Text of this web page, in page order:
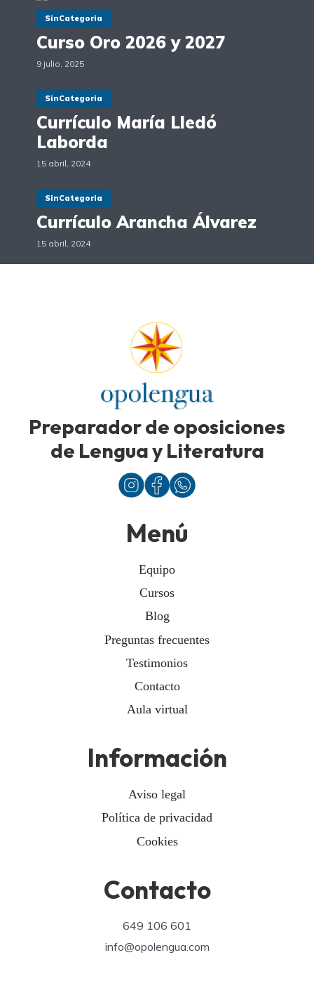
SinCategoria
Curso Oro 2026 y 2027
9 julio, 2025
SinCategoria
Currículo María Lledó
Laborda
15 abril, 2024
SinCategoria
Currículo Arancha Álvarez
15 abril, 2024
Preparador de oposiciones
de Lengua y Literatura
Menú
Equipo
Cursos
Blog
Preguntas frecuentes
Testimonios
Contacto
Aula virtual
Información
Aviso legal
Política de privacidad
Cookies
Contacto
649 106 601
info@opolengua.com